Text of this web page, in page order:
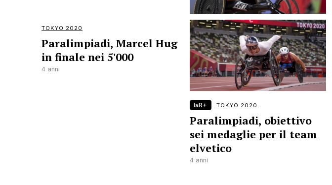
TOKYO 2020
Paralimpiadi, Marcel Hug
in finale nei 5'000
4 anni
laR+ TOKYO 2020
Paralimpiadi, obiettivo
sei medaglie per il team
elvetico
4 anni